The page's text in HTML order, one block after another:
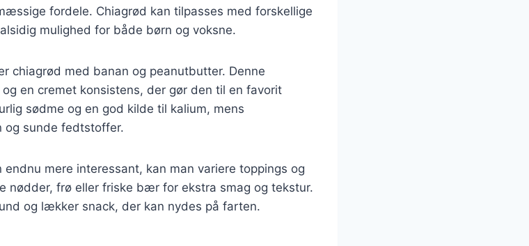
fordele. Chiagrød kan tilpasses med forskellige
mulighed for både børn og voksne.
chiagrød med banan og peanutbutter. Denne
en cremet konsistens, der gør den til en favorit
sødme og en god kilde til kalium, mens
og sunde fedtstoffer.
mere interessant, kan man variere toppings og
nødder, frø eller friske bær for ekstra smag og tekstur.
og lækker snack, der kan nydes på farten.